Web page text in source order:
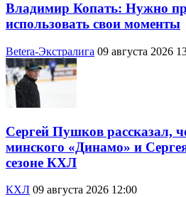
Владимир Копать: Нужно
использовать свои моменты
Betera-Экстралига 09 августа 2026
Сергей Пушков рассказал,
минского «Динамо» и
сезоне КХЛ
КХЛ 09 августа 2026 12:00